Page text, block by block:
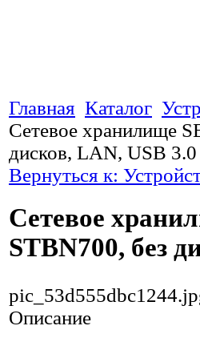
Главная Каталог
Сетевое хранилище
дисков, LAN, USB 3.0
Вернуться к:
Сетевое
STBN700, без
Описание